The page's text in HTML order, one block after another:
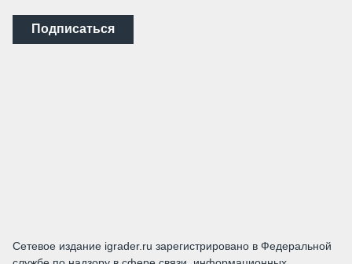
Подписаться
Сетевое издание igrader.ru зарегистрировано в Федеральной